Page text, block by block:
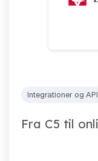
Integrationer og API
Fra C5 til